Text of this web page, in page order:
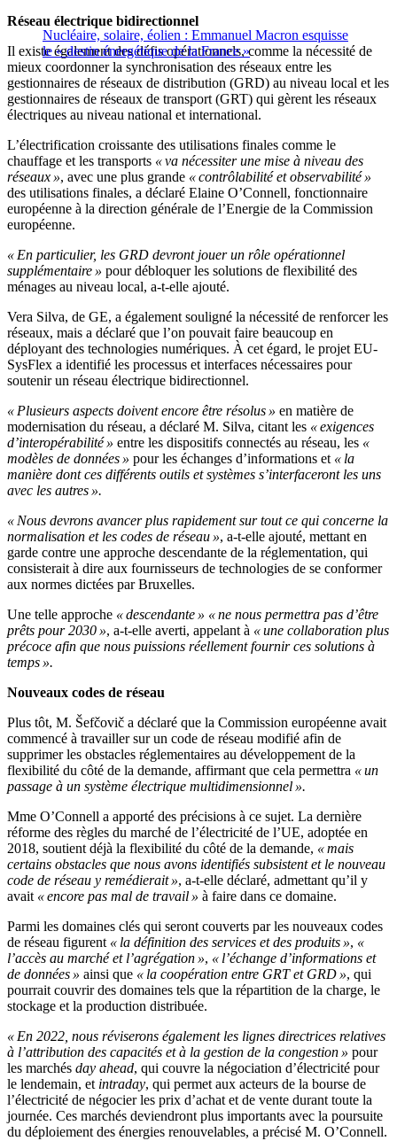
Nucléaire, solaire, éolien : Emmanuel Macron esquisse
le « destin énergétique de la France »
Réseau électrique bidirectionnel
Il existe également des défis opérationnels, comme la nécessité de
mieux coordonner la synchronisation des réseaux entre les
gestionnaires de réseaux de distribution (GRD) au niveau local et les
gestionnaires de réseaux de transport (GRT) qui gèrent les réseaux
électriques au niveau national et international.
L’électrification croissante des utilisations finales comme le
chauffage et les transports « va nécessiter une mise à niveau des
réseaux », avec une plus grande « contrôlabilité et observabilité »
des utilisations finales, a déclaré Elaine O’Connell, fonctionnaire
européenne à la direction générale de l’Energie de la Commission
européenne.
« En particulier, les GRD devront jouer un rôle opérationnel
supplémentaire » pour débloquer les solutions de flexibilité des
ménages au niveau local, a-t-elle ajouté.
Vera Silva, de GE, a également souligné la nécessité de renforcer les
réseaux, mais a déclaré que l’on pouvait faire beaucoup en
déployant des technologies numériques. À cet égard, le projet EU-
SysFlex a identifié les processus et interfaces nécessaires pour
soutenir un réseau électrique bidirectionnel.
« Plusieurs aspects doivent encore être résolus » en matière de
modernisation du réseau, a déclaré M. Silva, citant les « exigences
d’interopérabilité » entre les dispositifs connectés au réseau, les «
modèles de données » pour les échanges d’informations et « la
manière dont ces différents outils et systèmes s’interfaceront les uns
avec les autres ».
« Nous devrons avancer plus rapidement sur tout ce qui concerne la
normalisation et les codes de réseau », a-t-elle ajouté, mettant en
garde contre une approche descendante de la réglementation, qui
consisterait à dire aux fournisseurs de technologies de se conformer
aux normes dictées par Bruxelles.
Une telle approche « descendante » « ne nous permettra pas d’être
prêts pour 2030 », a-t-elle averti, appelant à « une collaboration plus
précoce afin que nous puissions réellement fournir ces solutions à
temps ».
Nouveaux codes de réseau
Plus tôt, M. Šefčovič a déclaré que la Commission européenne avait
commencé à travailler sur un code de réseau modifié afin de
supprimer les obstacles réglementaires au développement de la
flexibilité du côté de la demande, affirmant que cela permettra « un
passage à un système électrique multidimensionnel ».
Mme O’Connell a apporté des précisions à ce sujet. La dernière
réforme des règles du marché de l’électricité de l’UE, adoptée en
2018, soutient déjà la flexibilité du côté de la demande, « mais
certains obstacles que nous avons identifiés subsistent et le nouveau
code de réseau y remédierait », a-t-elle déclaré, admettant qu’il y
avait « encore pas mal de travail » à faire dans ce domaine.
Parmi les domaines clés qui seront couverts par les nouveaux codes
de réseau figurent « la définition des services et des produits », «
l’accès au marché et l’agrégation », « l’échange d’informations et
de données » ainsi que « la coopération entre GRT et GRD », qui
pourrait couvrir des domaines tels que la répartition de la charge, le
stockage et la production distribuée.
« En 2022, nous réviserons également les lignes directrices relatives
à l’attribution des capacités et à la gestion de la congestion » pour
les marchés day ahead, qui couvre la négociation d’électricité pour
le lendemain, et intraday, qui permet aux acteurs de la bourse de
l’électricité de négocier les prix d’achat et de vente durant toute la
journée. Ces marchés deviendront plus importants avec la poursuite
du déploiement des énergies renouvelables, a précisé M. O’Connell.